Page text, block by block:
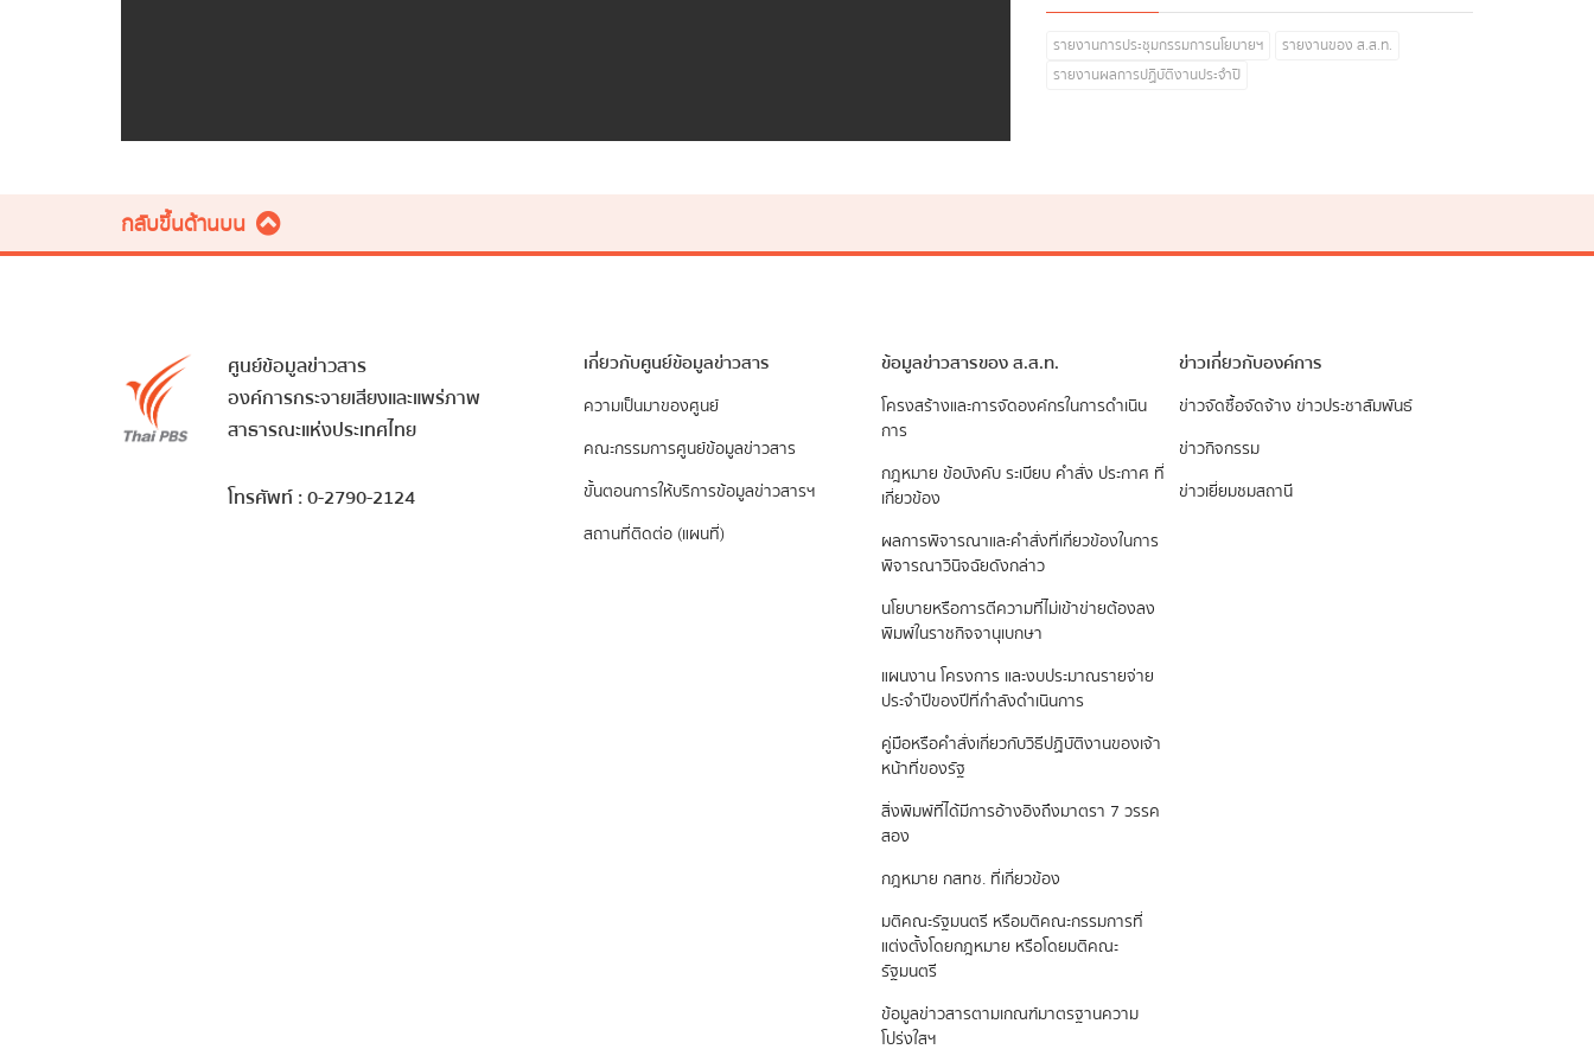
รายงานการประชุมกรรมการนโยบายฯ
รายงานของ ส.ส.ท.
รายงานผลการปฏิบัติงานประจำปี
กลับขึ้นด้านบน
ศูนย์ข้อมูลข่าวสาร
องค์การกระจายเสียงและแพร่ภาพ
สาธารณะแห่งประเทศไทย
โทรศัพท์ : 0-2790-2124
เกี่ยวกับศูนย์ข้อมูลข่าวสาร
ความเป็นมาของศูนย์
คณะกรรมการศูนย์ข้อมูลข่าวสาร
ขั้นตอนการให้บริการข้อมูลข่าวสารฯ
สถานที่ติดต่อ (แผนที่)
ข้อมูลข่าวสารของ ส.ส.ท.
​โครงสร้างและการจัดองค์กรในการดำเนิน
การ
กฎหมาย ข้อบังคับ ระเบียบ คำสั่ง ประกาศ ที่
เกี่ยวข้อง
ผลการพิจารณาและคำสั่งที่เกี่ยวข้องในการ
พิจารณาวินิจฉัยดังกล่าว
นโยบายหรือการตีความที่ไม่เข้าข่ายต้องลง
พิมพ์ในราชกิจจานุเบกษา
แผนงาน โครงการ และงบประมาณรายจ่าย
ประจำปีของปีที่กำลังดำเนินการ
คู่มือหรือคำสั่งเกี่ยวกับวิธีปฏิบัติงานของเจ้า
หน้าที่ของรัฐ
สิ่งพิมพ์ที่ได้มีการอ้างอิงถึงมาตรา 7 วรรค
สอง
กฎหมาย กสทช. ที่เกี่ยวข้อง
มติคณะรัฐมนตรี หรือมติคณะกรรมการที่
แต่งตั้งโดยกฎหมาย หรือโดยมติคณะ
รัฐมนตรี
ข้อมูลข่าวสารตามเกณฑ์มาตรฐานความ
โปร่งใสฯ
ข่าวเกี่ยวกับองค์การ
ข่าวจัดซื้อจัดจ้าง ข่าวประชาสัมพันธ์
ข่าวกิจกรรม
ข่าวเยี่ยมชมสถานี